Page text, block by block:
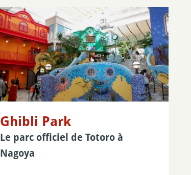
Ghibli Park
Le parc officiel de Totoro à
Nagoya